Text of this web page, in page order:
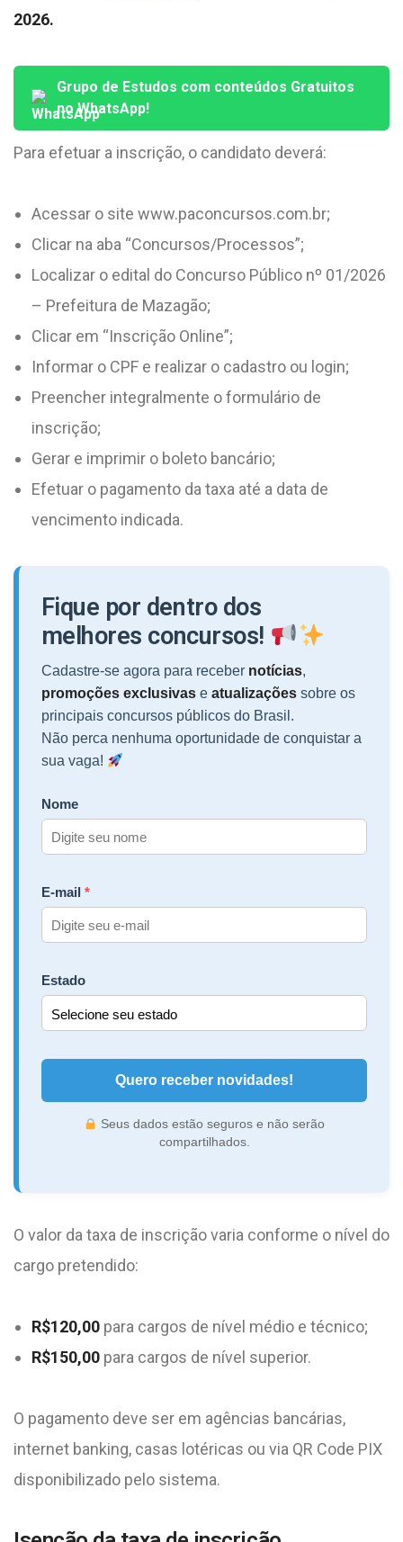
2026.
Grupo de Estudos com conteúdos Gratuitos
no WhatsApp!
Para efetuar a inscrição, o candidato deverá:
Acessar o site www.paconcursos.com.br;
Clicar na aba “Concursos/Processos”;
Localizar o edital do Concurso Público nº 01/2026
– Prefeitura de Mazagão;
Clicar em “Inscrição Online”;
Informar o CPF e realizar o cadastro ou login;
Preencher integralmente o formulário de
inscrição;
Gerar e imprimir o boleto bancário;
Efetuar o pagamento da taxa até a data de
vencimento indicada.
Fique por dentro dos
melhores concursos!
Cadastre-se agora para receber notícias,
promoções exclusivas e atualizações sobre os
principais concursos públicos do Brasil.
Não perca nenhuma oportunidade de conquistar a
sua vaga!
Nome
E-mail
Estado
Quero receber novidades!
Seus dados estão seguros e não serão
compartilhados.
O valor da taxa de inscrição varia conforme o nível do
cargo pretendido:
R$120,00 para cargos de nível médio e técnico;
R$150,00 para cargos de nível superior.
O pagamento deve ser em agências bancárias,
internet banking, casas lotéricas ou via QR Code PIX
disponibilizado pelo sistema.